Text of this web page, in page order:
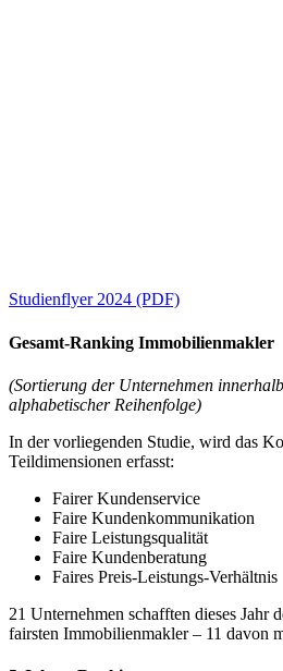
Studienflyer 2024 (PDF)
Gesamt-Ranking Immobilienmakler
(Sortierung der Unternehmen
alphabetischer Reihenfolge)
In der vorliegenden Studie, wird das
Teildimensionen erfasst:
Fairer Kundenservice
Faire Kundenkommunikation
Faire Leistungsqualität
Faire Kundenberatung
Faires Preis-Leistungs-Verhältnis
21 Unternehmen schafften dieses Jahr
fairsten Immobilienmakler – 11 davon